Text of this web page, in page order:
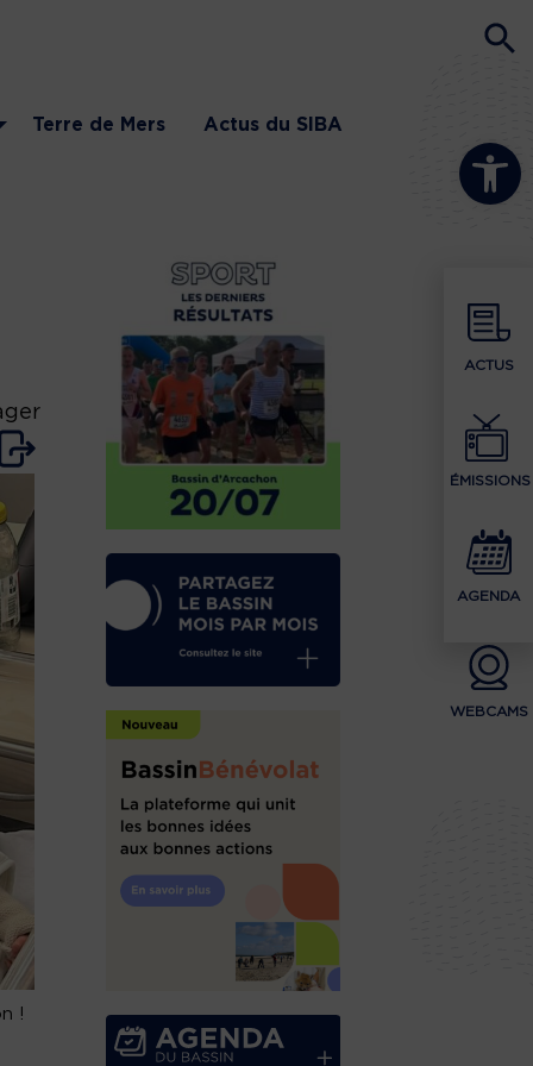
Ouvrir la
ACTUS
ÉMISSIONS
AGENDA
WEBCAMS
Terre de Mers Actus du SIBA
!